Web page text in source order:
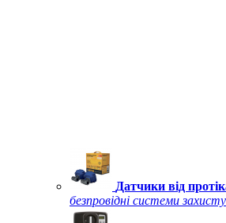
Датчики від
безпровідні системи